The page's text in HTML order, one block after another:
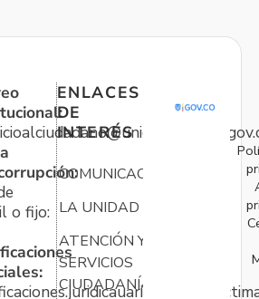
o fijo:
ENLACES
DE
INTERÉS
COMUNICACIONES
LA UNIDAD
ATENCIÓN Y
SERVICIOS
CIUDADANÍA